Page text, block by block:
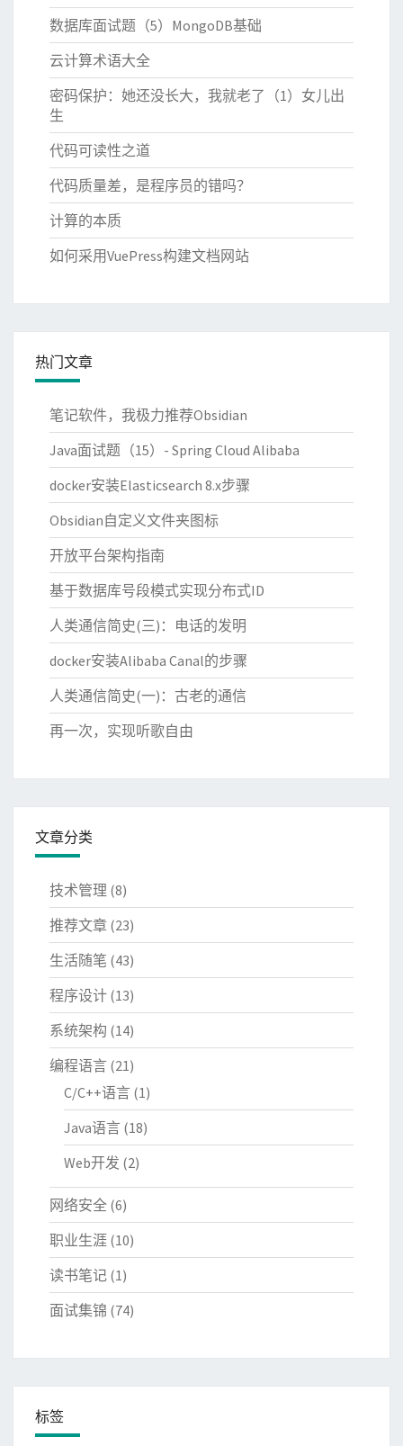
数据库面试题（5）MongoDB基础
云计算术语大全
密码保护：她还没长大，我就老了（1）女儿出
生
代码可读性之道
代码质量差，是程序员的错吗？
计算的本质
如何采用VuePress构建文档网站
热门文章
笔记软件，我极力推荐Obsidian
Java面试题（15）- Spring Cloud Alibaba
docker安装Elasticsearch 8.x步骤
Obsidian自定义文件夹图标
开放平台架构指南
基于数据库号段模式实现分布式ID
人类通信简史(三)：电话的发明
docker安装Alibaba Canal的步骤
人类通信简史(一)：古老的通信
再一次，实现听歌自由
文章分类
技术管理 (8)
推荐文章 (23)
生活随笔 (43)
程序设计 (13)
系统架构 (14)
编程语言 (21)
C/C++语言 (1)
Java语言 (18)
Web开发 (2)
网络安全 (6)
职业生涯 (10)
读书笔记 (1)
面试集锦 (74)
标签